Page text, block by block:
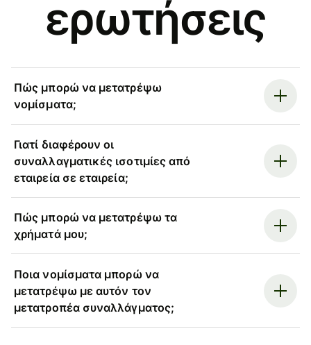
ερωτήσεις
Πώς μπορώ να μετατρέψω
νομίσματα;
Γιατί διαφέρουν οι
συναλλαγματικές ισοτιμίες από
εταιρεία σε εταιρεία;
Πώς μπορώ να μετατρέψω τα
χρήματά μου;
Ποια νομίσματα μπορώ να
μετατρέψω με αυτόν τον
μετατροπέα συναλλάγματος;